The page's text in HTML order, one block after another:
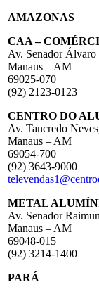
AMAZONAS
CAA –
Av. Senador
Manaus – AM
69025-070
(92) 2123-0123
CENTRO DO
Av. Tancredo
Manaus – AM
69054-700
(92) 3643-9000
METAL
Av. Senador
Manaus – AM
69048-015
(92) 3214-1400
PARÁ